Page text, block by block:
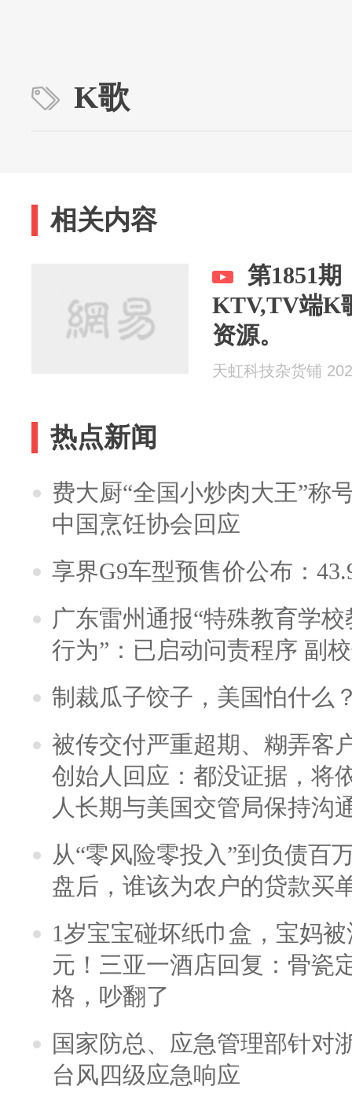
K歌
相关内容
第1851期
KTV,TV端K
资源。
天虹科技杂货铺
热点新闻
费大厨“全国小炒肉大王”称
中国烹饪协会回应
享界G9车型预售价公布：
广东雷州通报“特殊教育学
行为”：已启动问责程序 副
制裁瓜子饺子，美国怕什么
被传交付严重超期、糊弄客
创始人回应：都没证据，将
人长期与美国交管局保持沟
从“零风险零投入”到负债百
盘后，谁该为农户的贷款买
1岁宝宝碰坏纸巾盒，宝妈
元！三亚一酒店回复：骨瓷
格，吵翻了
国家防总、应急管理部针对
台风四级应急响应